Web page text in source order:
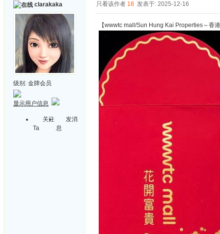
clarakaka
级别: 金牌会员
显示用户信息
关注
Ta
发消
息
只看该作者 18 发表于: 2025-12-16
【wwwtc mall/Sun Hung Kai Properties～香